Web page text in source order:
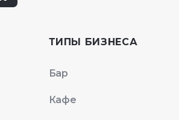
ТИПЫ БИЗНЕСА
Бар
Кафе